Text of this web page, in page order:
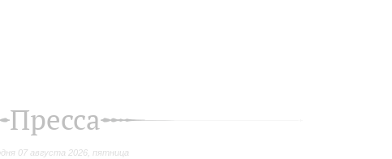
Пресса
07 августа 2026, пятница